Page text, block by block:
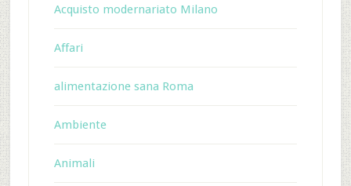
Acquisto modernariato Milano
Affari
alimentazione sana Roma
Ambiente
Animali